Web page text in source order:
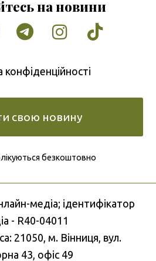
на новини
TumblrInstagram
Tiktok
конфіденційності
свою новину
безкоштовно
медіа; ідентифікатор
- R40-04011
21050, м. Вінниця, вул.
43, офіс 49